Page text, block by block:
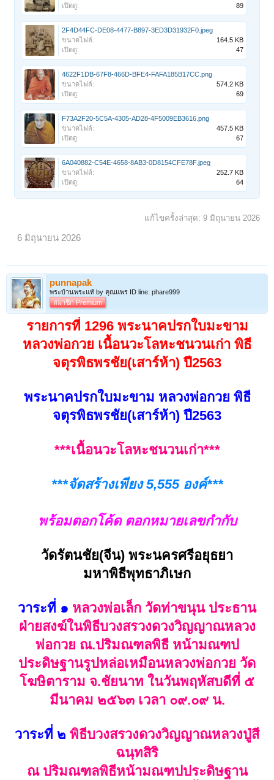
เปิดดู:
89
2F4D44FC-DE08-4477-B897-3ED3D31932F0.jpeg
ขนาดไฟล์:
164.5 KB
เปิดดู:
47
4622F1DB-67F8-466D-BFE4-FAFA185B17CC.png
ขนาดไฟล์:
574.2 KB
เปิดดู:
69
F73A2F20-5C5A-4305-AD28-4F5009EB3616.png
ขนาดไฟล์:
457.5 KB
เปิดดู:
67
6A040882-C54E-4658-8AB3-0D8154CFE78F.jpeg
ขนาดไฟล์:
252.7 KB
เปิดดู:
64
แก้ไขครั้งล่าสุด: 9 มิถุนายน 2026
6 มิถุนายน 2026
punnapak
พระบ้านพระแท้ by คุณแพร ID line: phare999
สมาชิก Premium
รายการที่ 1296 พระนาคปรกใบมะขาม
หลวงพ่อกวย เนื้อนวะโลหะชนวนเก่า พิธี
จตุรพิธพรชัย(เสาร์ห้า) ปี2563
พระนาคปรกใบมะขาม หลวงพ่อกวย พิธี
จตุรพิธพรชัย(เสาร์ห้า) ปี2563
***เนื้อนวะโลหะชนวนเก่า***
***จัดสร้างเพียง 5,555 องค์***
พร้อมตอกโค้ด ตอกหมายเลขกำกับ
วัดรัตนชัย(จีน) พระนครศรีอยุธยา
มหาพิธีพุทธาภิเษก
วาระที่ ๑ หลวงพ่อเล็ก วัดท่าขนุน ประธาน
ฝ่ายสงฆ์ในพิธีบวงสรวงดวงวิญญาณหลวง
พ่อกวย ณ.ปริมณฑลพิธี หน้ามณฑป
ประดิษฐานรูปหล่อเหมือนหลวงพ่อกวย วัด
โฆษิตาราม จ.ชัยนาท ในวันพฤหัสบดีที่ ๕
มีนาคม ๒๕๖๓ เวลา ๐๙.๐๙ น.
วาระที่ ๒ พิธีบวงสรวงดวงวิญญาณหลวงปู่สี
ฉนฺทสิริ
ณ ปริมณฑลพิธีหน้ามณฑปประดิษฐาน